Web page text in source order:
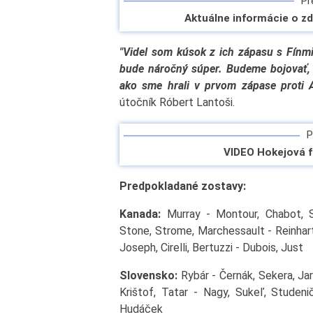
Aktuálne informácie o
"Videl som kúsok z ich zápasu s
bude náročný súper. Budeme
ako sme hrali v prvom zápase proti
útočník Róbert Lantoši.
VIDEO
Predpokladané zostavy:
Kanada: Murray - Montour, Chabot,
Stone, Strome, Marchessault -
Joseph, Cirelli, Bertuzzi - Dubois, Just
Slovensko: Rybár - Černák, Sekera,
Krištof, Tatar - Nagy, Sukeľ,
Hudáček